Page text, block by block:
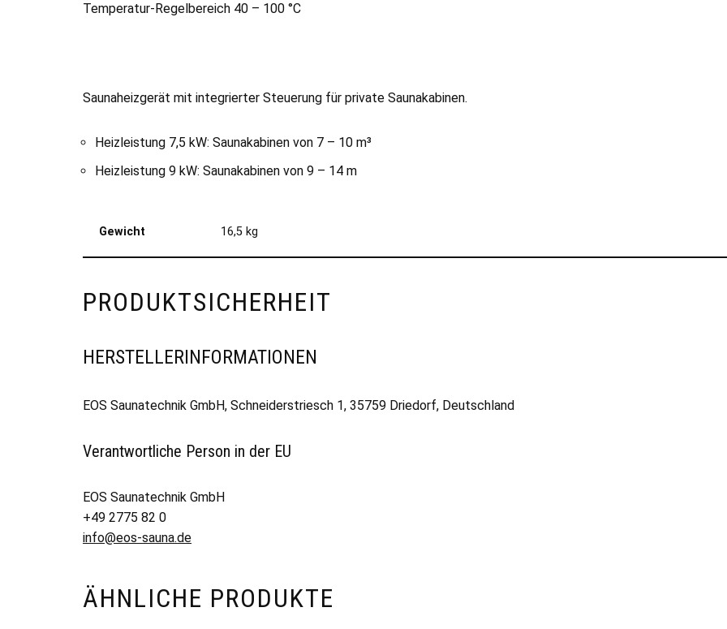
Temperatur-Regelbereich 40 – 100 °C
Saunaheizgerät mit integrierter Steuerung für private Saunakabinen.
Heizleistung 7,5 kW: Saunakabinen von 7 – 10 m³
Heizleistung 9 kW: Saunakabinen von 9 – 14 m
Gewicht 16,5 kg
PRODUKTSICHERHEIT
HERSTELLERINFORMATIONEN
EOS Saunatechnik GmbH, Schneiderstriesch 1, 35759 Driedorf, Deutschland
Verantwortliche Person in der EU
EOS Saunatechnik GmbH
+49 2775 82 0
info@eos-sauna.de
ÄHNLICHE PRODUKTE